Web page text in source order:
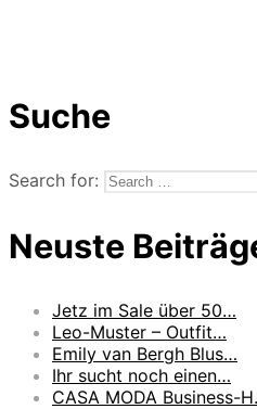
Suche
Search for:
Neuste
Jetz im Sale über 50…
Leo-Muster – Outfit…
Emily van Bergh Blus…
Ihr sucht noch einen…
CASA MODA Business-